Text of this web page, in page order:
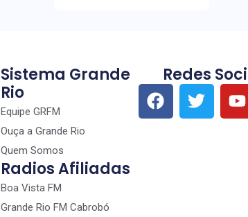
Sistema Grande
Rio
Equipe GRFM
Ouça a Grande Rio
Quem Somos
Radios Afiliadas
Boa Vista FM
Grande Rio FM Cabrobó
Redes